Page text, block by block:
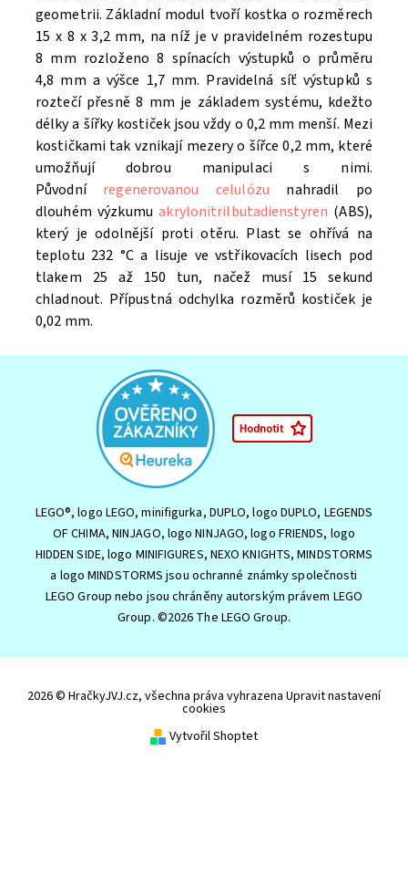
geometrii. Základní modul tvoří kostka o rozměrech
15 x 8 x 3,2 mm, na níž je v pravidelném rozestupu
8 mm rozloženo 8 spínacích výstupků o průměru
4,8 mm a výšce 1,7 mm. Pravidelná síť výstupků s
roztečí přesně 8 mm je základem systému, kdežto
délky a šířky kostiček jsou vždy o 0,2 mm menší. Mezi
kostičkami tak vznikají mezery o šířce 0,2 mm, které
umožňují dobrou manipulaci s nimi.
Původní regenerovanou celulózu nahradil po
dlouhém výzkumuakrylonitrilbutadienstyren (ABS),
který je odolnější proti otěru. Plast se ohřívá na
teplotu 232 °C a lisuje ve vstřikovacích lisech pod
tlakem 25 až 150 tun, načež musí 15 sekund
chladnout. Přípustná odchylka rozměrů kostiček je
0,02 mm.
LEGO®, logo LEGO, minifigurka, DUPLO, logo DUPLO, LEGENDS
OF CHIMA, NINJAGO, logo NINJAGO, logo FRIENDS, logo
HIDDEN SIDE, logo MINIFIGURES, NEXO KNIGHTS, MINDSTORMS
a logo MINDSTORMS jsou ochranné známky společnosti
LEGO Group nebo jsou chráněny autorským právem LEGO
Group. ©2026 The LEGO Group.
2026 © HračkyJVJ.cz, všechna práva vyhrazena Upravit nastavení
cookies
Vytvořil Shoptet